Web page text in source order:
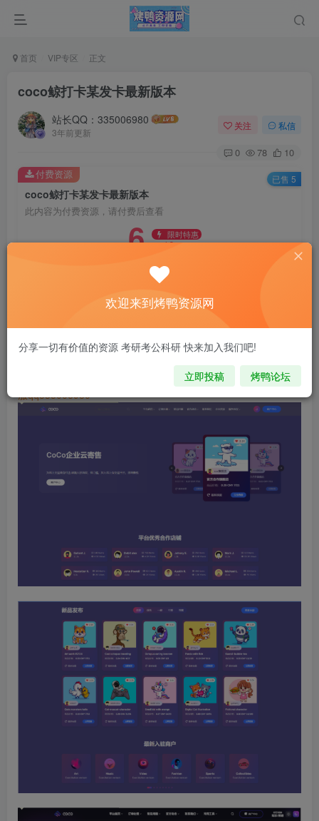
首页 VIP专区 正文
coco鲸打卡某发卡最新版本
站长QQ：335006980
3年前更新
关注 私信
0 78 10
coco鲸打卡某发卡最新版本
此内容为付费资源，请付费后查看
￥6 限时特惠
￥10
立即购买
付费资源 已售 5
注意 请看本条重要信息： 解压密码:zy.kypeople.cn
请先登录再购买，购买后刷新页面即可，链接如果失效，请加客
服qq335006980
欢迎来到烤鸭资源网
分享一切有价值的资源 考研考公科研 快来加入我们吧!
立即投稿 烤鸭论坛